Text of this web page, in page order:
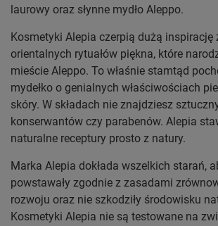
laurowy oraz słynne mydło Aleppo.
Kosmetyki Alepia czerpią dużą inspirację
orientalnych rytuałów piękna, które
mieście Aleppo. To właśnie stamtąd
mydełko o genialnych właściwościach
skóry. W składach nie znajdziesz
konserwantów czy parabenów. Alepia
naturalne receptury prosto z natury.
Marka Alepia dokłada wszelkich starań,
powstawały zgodnie z zasadami
rozwoju oraz nie szkodziły środowisku
Kosmetyki Alepia nie są testowane na